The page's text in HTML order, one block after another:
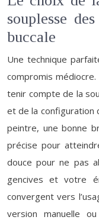
souplesse
buccale
Une technique
compromis
tenir compte de la
et de la configuration
peintre, une bonne
précise pour
douce pour ne pas
gencives et votre
convergent vers
version manuelle